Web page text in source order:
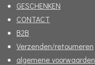
GESCHENKEN
CONTACT
B2B
Verzenden/retourneren
algemene voorwaarden